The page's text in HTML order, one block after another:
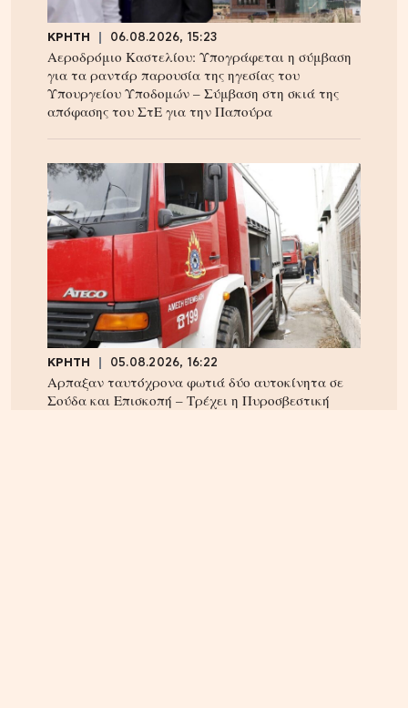
ΚΡΗΤΗ 06.08.2026, 15:23
Αεροδρόμιο Καστελίου: Υπογράφεται η σύμβαση
για τα ραντάρ παρουσία της ηγεσίας του
Υπουργείου Υποδομών – Σύμβαση στη σκιά της
απόφασης του ΣτΕ για την Παπούρα
ΚΡΗΤΗ 05.08.2026, 16:22
Αρπαξαν ταυτόχρονα φωτιά δύο αυτοκίνητα σε
Σούδα και Επισκοπή – Τρέχει η Πυροσβεστική